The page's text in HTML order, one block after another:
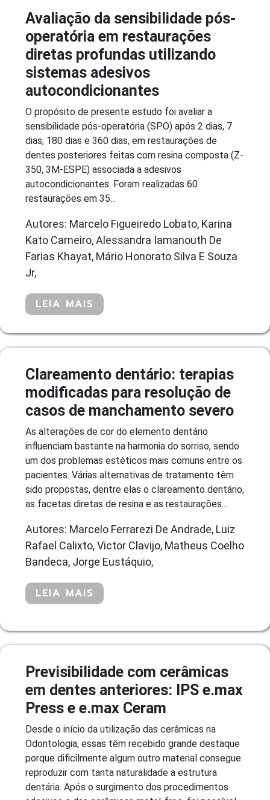
Avaliação da sensibilidade pós-
operatória em restaurações
diretas profundas utilizando
sistemas adesivos
autocondicionantes
O propósito de presente estudo foi avaliar a
sensibilidade pós-operatória (SPO) após 2 dias, 7
dias, 180 dias e 360 dias, em restaurações de
dentes posteriores feitas com resina composta (Z-
350, 3M-ESPE) associada a adesivos
autocondicionantes. Foram realizadas 60
restaurações em 35...
Autores: Marcelo Figueiredo Lobato, Karina
Kato Carneiro, Alessandra Iamanouth De
Farias Khayat, Mário Honorato Silva E Souza
Jr,
LEIA MAIS
Clareamento dentário: terapias
modificadas para resolução de
casos de manchamento severo
As alterações de cor do elemento dentário
influenciam bastante na harmonia do sorriso, sendo
um dos problemas estéticos mais comuns entre os
pacientes. Várias alternativas de tratamento têm
sido propostas, dentre elas o clareamento dentário,
as facetas diretas de resina e as restaurações...
Autores: Marcelo Ferrarezi De Andrade, Luiz
Rafael Calixto, Victor Clavijo, Matheus Coelho
Bandeca, Jorge Eustáquio,
LEIA MAIS
Previsibilidade com cerâmicas
em dentes anteriores: IPS e.max
Press e e.max Ceram
Desde o início da utilização das cerâmicas na
Odontologia, essas têm recebido grande destaque
porque dificilmente algum outro material consegue
reproduzir com tanta naturalidade a estrutura
dentária. Após o surgimento dos procedimentos